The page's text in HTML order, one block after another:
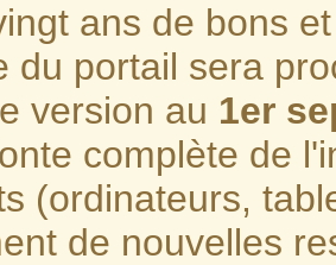
ans de bons
du portail sera
version au 1er
complète de
(ordinateurs,
de nouvelles